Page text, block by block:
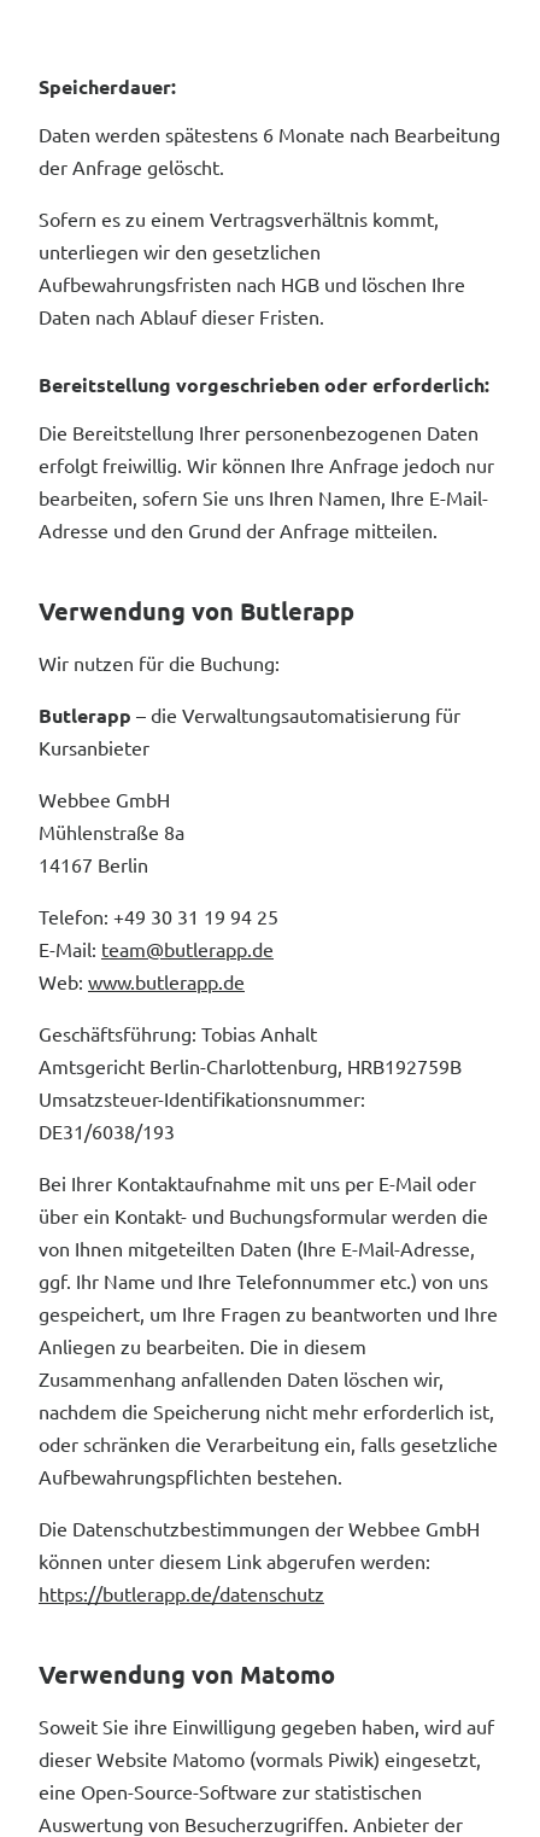
Speicherdauer:
Daten werden spätestens 6 Monate nach Bearbeitung
der Anfrage gelöscht.
Sofern es zu einem Vertragsverhältnis kommt,
unterliegen wir den gesetzlichen
Aufbewahrungsfristen nach HGB und löschen Ihre
Daten nach Ablauf dieser Fristen.
Bereitstellung vorgeschrieben oder erforderlich:
Die Bereitstellung Ihrer personenbezogenen Daten
erfolgt freiwillig. Wir können Ihre Anfrage jedoch nur
bearbeiten, sofern Sie uns Ihren Namen, Ihre E-Mail-
Adresse und den Grund der Anfrage mitteilen.
Verwendung von Butlerapp
Wir nutzen für die Buchung:
Butlerapp – die Verwaltungsautomatisierung für
Kursanbieter
Webbee GmbH
Mühlenstraße 8a
14167 Berlin
Telefon: +49 30 31 19 94 25
E-Mail: team@butlerapp.de
Web: www.butlerapp.de
Geschäftsführung: Tobias Anhalt
Amtsgericht Berlin-Charlottenburg, HRB192759B
Umsatzsteuer-Identifikationsnummer:
DE31/6038/193
Bei Ihrer Kontaktaufnahme mit uns per E-Mail oder
über ein Kontakt- und Buchungsformular werden die
von Ihnen mitgeteilten Daten (Ihre E-Mail-Adresse,
ggf. Ihr Name und Ihre Telefonnummer etc.) von uns
gespeichert, um Ihre Fragen zu beantworten und Ihre
Anliegen zu bearbeiten. Die in diesem
Zusammenhang anfallenden Daten löschen wir,
nachdem die Speicherung nicht mehr erforderlich ist,
oder schränken die Verarbeitung ein, falls gesetzliche
Aufbewahrungspflichten bestehen.
Die Datenschutzbestimmungen der Webbee GmbH
können unter diesem Link abgerufen werden:
https://butlerapp.de/datenschutz
Verwendung von Matomo
Soweit Sie ihre Einwilligung gegeben haben, wird auf
dieser Website Matomo (vormals Piwik) eingesetzt,
eine Open-Source-Software zur statistischen
Auswertung von Besucherzugriffen. Anbieter der